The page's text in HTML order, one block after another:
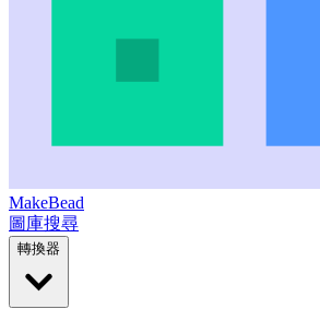
MakeBead
圖庫搜尋
轉換器